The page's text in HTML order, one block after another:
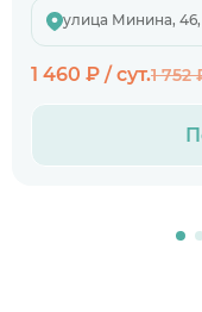
улица Минина,
1 460 ₽ / сут.1 752